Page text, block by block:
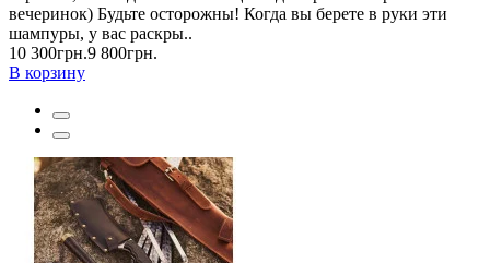
вечеринок) Будьте осторожны! Когда вы берете в руки эти
шампуры, у вас раскры..
10 300грн.9 800грн.
В корзину